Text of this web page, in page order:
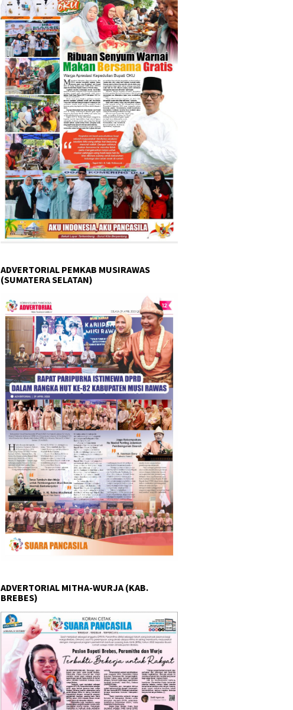
ADVERTORIAL PEMKAB MUSIRAWAS
(SUMATERA SELATAN)
ADVERTORIAL MITHA-WURJA (KAB.
BREBES)